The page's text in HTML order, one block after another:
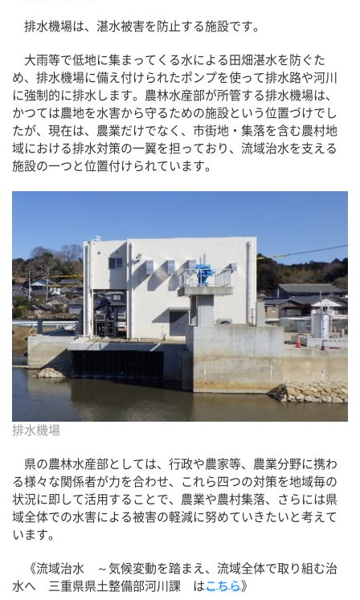
排水機場は、湛水被害を防止する施設です。
大雨等で低地に集まってくる水による田畑湛水を防ぐた
め、排水機場に備え付けられたポンプを使って排水路や河川
に強制的に排水します。農林水産部が所管する排水機場は、
かつては農地を水害から守るための施設という位置づけでし
たが、現在は、農業だけでなく、市街地・集落を含む農村地
域における排水対策の一翼を担っており、流域治水を支える
施設の一つと位置付けられています。
排水機場
県の農林水産部としては、行政や農家等、農業分野に携わ
る様々な関係者が力を合わせ、これら四つの対策を地域毎の
状況に即して活用することで、農業や農村集落、さらには県
域全体での水害による被害の軽減に努めていきたいと考えて
います。
《流域治水 ～気候変動を踏まえ、流域全体で取り組む治
水へ 三重県県土整備部河川課 はこちら》